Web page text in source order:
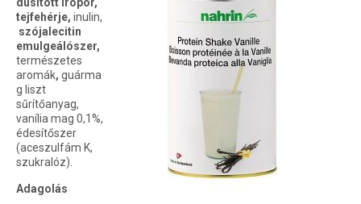
tejfehérje, inulin,
szójalecitin
emulgeálószer,
természetes
aromák, guárma
g liszt
sűrítőanyag,
vanília mag 0,1%,
édesítőszer
(aceszulfám K,
szukralóz).
Adagolás